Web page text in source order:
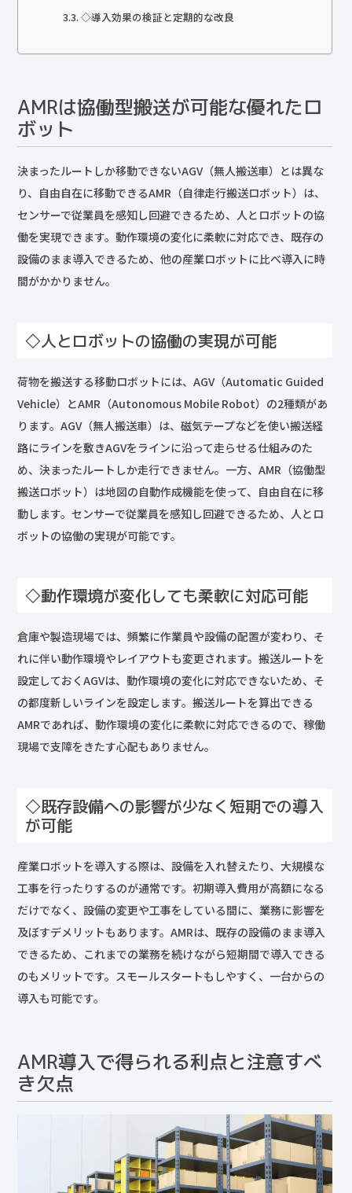
◇導入効果の検証と定期的な改良
AMRは協働型搬送が可能な優れたロ
ボット
決まったルートしか移動できないAGV（無人搬送車）とは異な
り、自由自在に移動できるAMR（自律走行搬送ロボット）は、
センサーで従業員を感知し回避できるため、人とロボットの協
働を実現できます。動作環境の変化に柔軟に対応でき、既存の
設備のまま導入できるため、他の産業ロボットに比べ導入に時
間がかかりません。
◇人とロボットの協働の実現が可能
荷物を搬送する移動ロボットには、AGV（Automatic Guided
Vehicle）とAMR（Autonomous Mobile Robot）の2種類があ
ります。AGV（無人搬送車）は、磁気テープなどを使い搬送経
路にラインを敷きAGVをラインに沿って走らせる仕組みのた
め、決まったルートしか走行できません。一方、AMR（協働型
搬送ロボット）は地図の自動作成機能を使って、自由自在に移
動します。センサーで従業員を感知し回避できるため、人とロ
ボットの協働の実現が可能です。
◇動作環境が変化しても柔軟に対応可能
倉庫や製造現場では、頻繁に作業員や設備の配置が変わり、そ
れに伴い動作環境やレイアウトも変更されます。搬送ルートを
設定しておくAGVは、動作環境の変化に対応できないため、そ
の都度新しいラインを設定します。搬送ルートを算出できる
AMRであれば、動作環境の変化に柔軟に対応できるので、稼働
現場で支障をきたす心配もありません。
◇既存設備への影響が少なく短期での導入
が可能
産業ロボットを導入する際は、設備を入れ替えたり、大規模な
工事を行ったりするのが通常です。初期導入費用が高額になる
だけでなく、設備の変更や工事をしている間に、業務に影響を
及ぼすデメリットもあります。AMRは、既存の設備のまま導入
できるため、これまでの業務を続けながら短期間で導入できる
のもメリットです。スモールスタートもしやすく、一台からの
導入も可能です。
AMR導入で得られる利点と注意すべ
き欠点